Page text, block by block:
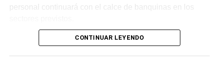
personal continuará con el calce de banquinas en los
CONTINUAR LEYENDO